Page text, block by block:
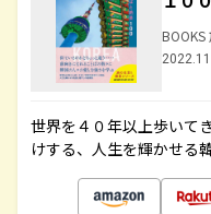
BOOKS
世界を４０年以上歩いて
けする、人生を輝かせる